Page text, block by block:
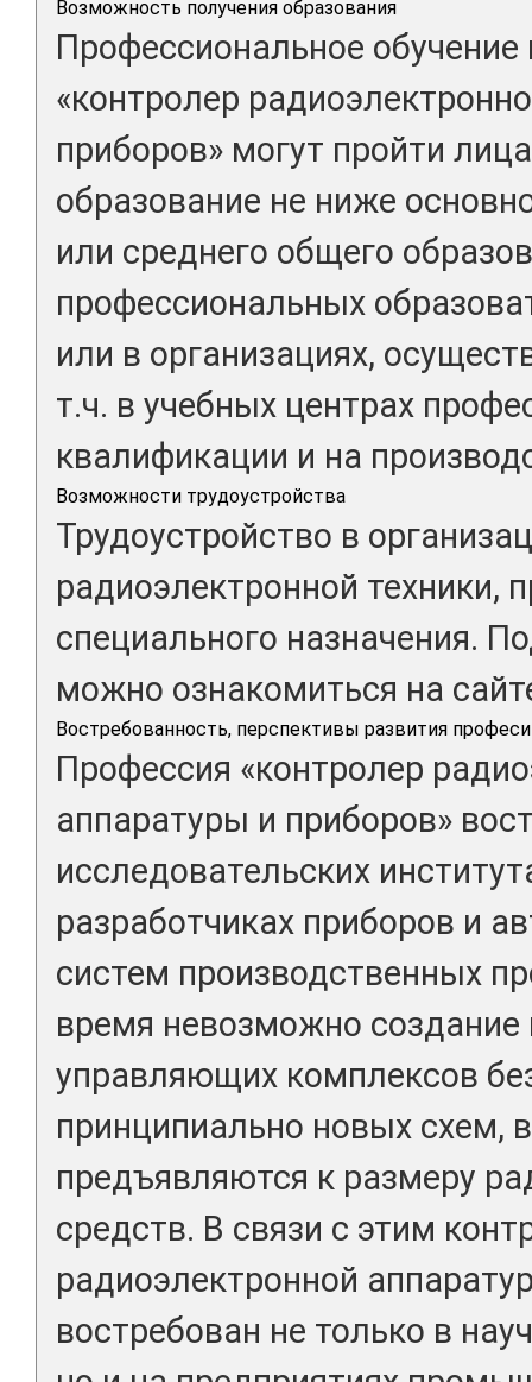
Возможность получения образования
Профессиональное
«контролер
приборов» могут пройти
образование не ниже
или среднего общего
профессиональных
или в организациях,
т.ч. в учебных центрах
квалификации и на
Возможности трудоустройства
Трудоустройство в
радиоэлектронной техники,
специального назначения.
можно ознакомиться на
Востребованность, перспективы развития
Профессия «контролер
аппаратуры и приборов»
исследовательских
разработчиках приборов и
систем производственных
время невозможно
управляющих комплексов
принципиально новых схем,
предъявляются к размеру
средств. В связи с этим
радиоэлектронной
востребован не только в